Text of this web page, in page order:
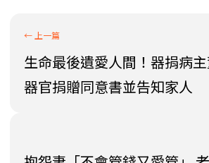
生命最後遺愛人間！器捐病
器官捐贈同意書並告知家人